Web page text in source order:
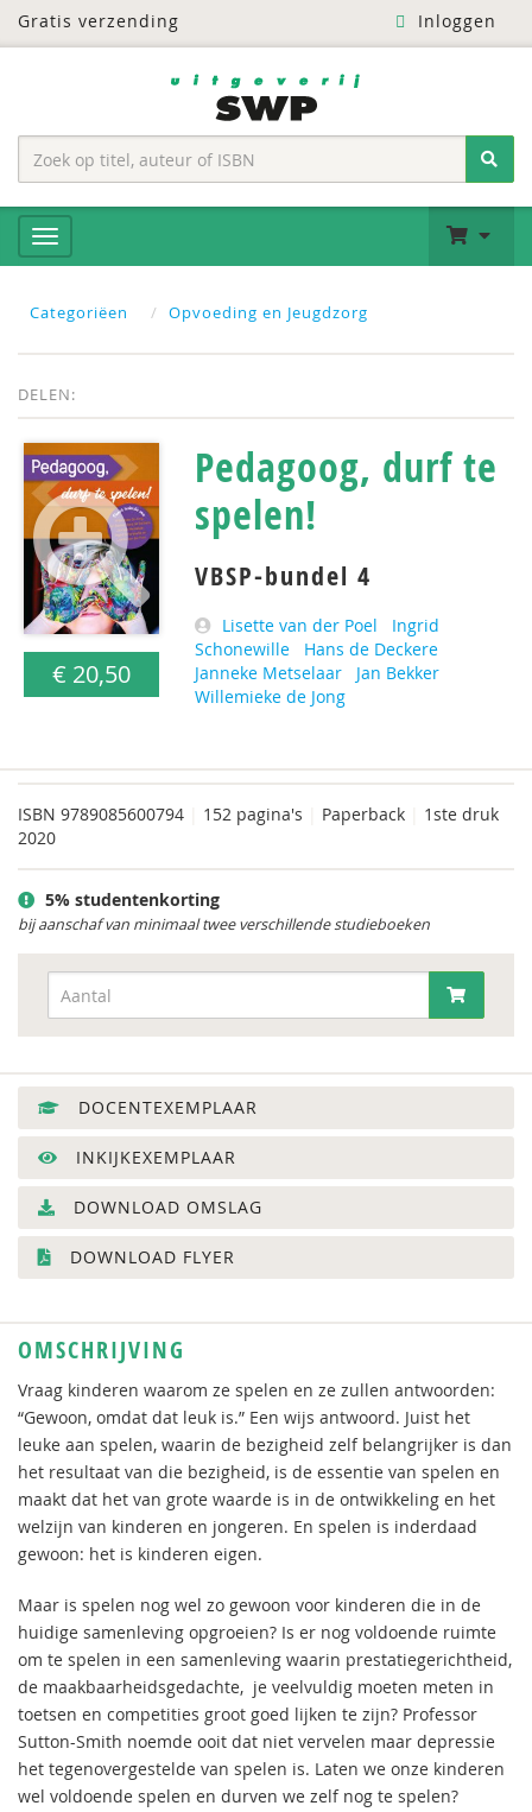
Gratis verzending Inloggen
Categoriëen Opvoeding en Jeugdzorg
DELEN:
€ 20,50
Pedagoog, durf te
spelen!
VBSP-bundel 4
Lisette van der Poel
Ingrid
Schonewille
Hans de Deckere
Janneke Metselaar
Jan Bekker
Willemieke de Jong
ISBN 9789085600794 152 pagina's Paperback
1ste druk
2020
5% studentenkorting
bij aanschaf van minimaal twee verschillende studieboeken
DOCENTEXEMPLAAR
INKIJKEXEMPLAAR
DOWNLOAD OMSLAG
DOWNLOAD FLYER
OMSCHRIJVING
Vraag kinderen waarom ze spelen en ze zullen antwoorden:
“Gewoon, omdat dat leuk is.” Een wijs antwoord. Juist het
leuke aan spelen, waarin de bezigheid zelf belangrijker is dan
het resultaat van die bezigheid, is de essentie van spelen en
maakt dat het van grote waarde is in de ontwikkeling en het
welzijn van kinderen en jongeren. En spelen is inderdaad
gewoon: het is kinderen eigen.
Maar is spelen nog wel zo gewoon voor kinderen die in de
huidige samenleving opgroeien? Is er nog voldoende ruimte
om te spelen in een samenleving waarin prestatiegerichtheid,
de maakbaarheidsgedachte, je veelvuldig moeten meten in
toetsen en competities groot goed lijken te zijn? Professor
Sutton-Smith noemde ooit dat niet vervelen maar depressie
het tegenovergestelde van spelen is. Laten we onze kinderen
wel voldoende spelen en durven we zelf nog te spelen?